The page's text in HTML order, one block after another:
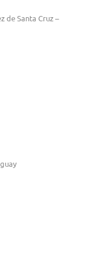
de Santa Cruz –